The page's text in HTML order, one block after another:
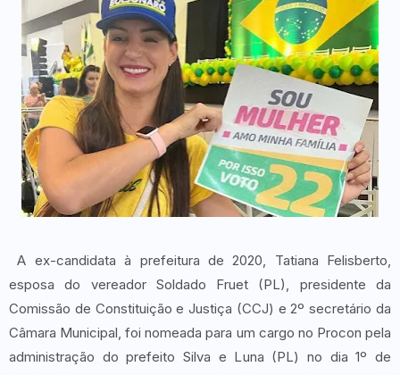
A ex-candidata à prefeitura de 2020, Tatiana Felisberto,
esposa do vereador Soldado Fruet (PL), presidente da
Comissão de Constituição e Justiça (CCJ) e 2º secretário da
Câmara Municipal, foi nomeada para um cargo no Procon pela
administração do prefeito Silva e Luna (PL) no dia 1º de